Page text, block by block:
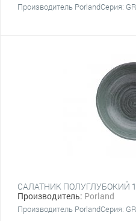
Производитель PorlandСерия:
САЛАТНИК ПОЛУГЛУБОКИЙ
Производитель: Porland
Производитель PorlandСерия: